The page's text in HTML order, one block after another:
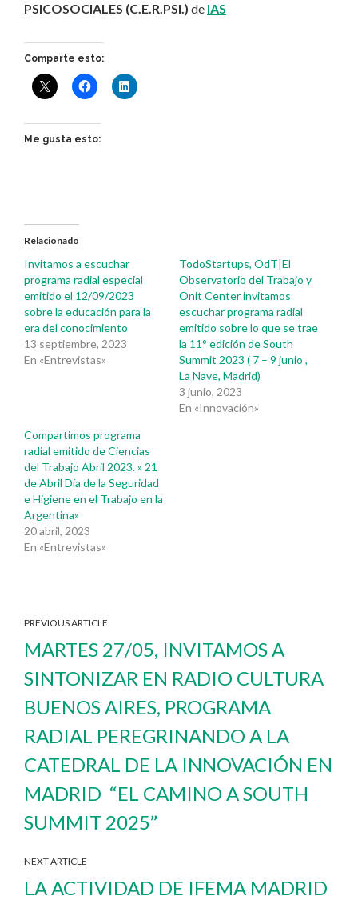
PSICOSOCIALES (C.E.R.PSI.) de IAS
Comparte esto:
Me gusta esto:
Relacionado
Invitamos a escuchar
programa radial especial
emitido el 12/09/2023
sobre la educación para la
era del conocimiento
13 septiembre, 2023
En «Entrevistas»
TodoStartups, OdT|El
Observatorio del Trabajo y
Onit Center invitamos
escuchar programa radial
emitido sobre lo que se trae
la 11° edición de South
Summit 2023 ( 7 – 9 junio ,
La Nave, Madrid)
3 junio, 2023
En «Innovación»
Compartimos programa
radial emitido de Ciencias
del Trabajo Abril 2023. » 21
de Abril Día de la Seguridad
e Higiene en el Trabajo en la
Argentina»
20 abril, 2023
En «Entrevistas»
PREVIOUS ARTICLE
MARTES 27/05, INVITAMOS A
SINTONIZAR EN RADIO CULTURA
BUENOS AIRES, PROGRAMA
RADIAL PEREGRINANDO A LA
CATEDRAL DE LA INNOVACIÓN EN
MADRID “EL CAMINO A SOUTH
SUMMIT 2025”
NEXT ARTICLE
LA ACTIVIDAD DE IFEMA MADRID